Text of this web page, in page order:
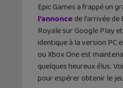
Epic Games a frappé un
l’annonce de l’arrivée
Royale sur Google Play
identique à la version PC
ou Xbox One est
quelques heureux élus.
pour espérer obtenir le